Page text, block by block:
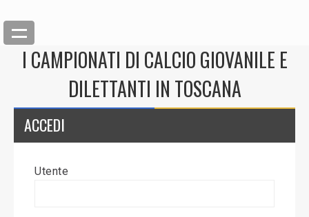
Back
I CAMPIONATI DI CALCIO GIOVANILE E
DILETTANTI IN TOSCANA
ACCEDI
Utente